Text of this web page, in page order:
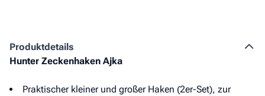
Produkt­details
Hunter Zeckenhaken Ajka
Praktischer kleiner und großer Haken (2er-Set), zur